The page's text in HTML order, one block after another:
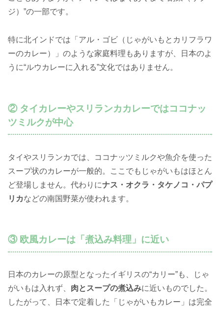
ジ）”の一部です。
特に北インドでは「アル・ゴビ（じゃがいもとカリフラワ
ーのカレー）」のような家庭料理もありますが、日本のよ
うに“ルウカレーに入れる”文化ではありません。
② タイカレーやスリランカカレーではココナッ
ツミルクが中心
タイやスリランカでは、ココナッツミルクや魚介を使った
スープ状のカレーが一般的。ここでもじゃがいもはほとん
ど登場しません。代わりにナス・オクラ・タケノコ・パプ
リカなどの南国野菜が使われます。
③ 欧風カレーは「煮込み料理」に近い
日本のカレーの原型となったイギリスの“カリー”も、じゃ
がいもは入れず、 肉とスープの煮込みに近いものでした。
したがって、日本で定着した「じゃがいもカレー」は完全